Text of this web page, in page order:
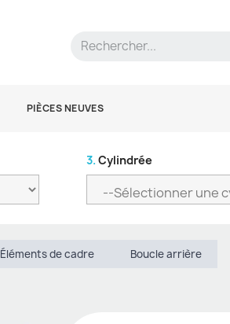
PIÈCES NEUVES
3. Cylindrée
Éléments de cadre
Boucle arrière